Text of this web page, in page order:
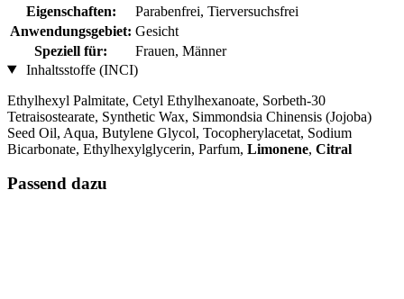
Eigenschaften:
Parabenfrei, Tierversuchsfrei
Anwendungsgebiet: Gesicht
Speziell für:
Frauen, Männer
Inhaltsstoffe (INCI)
Ethylhexyl Palmitate, Cetyl Ethylhexanoate, Sorbeth-30
Tetraisostearate, Synthetic Wax, Simmondsia Chinensis (Jojoba)
Seed Oil, Aqua, Butylene Glycol, Tocopherylacetat, Sodium
Bicarbonate, Ethylhexylglycerin, Parfum, Limonene, Citral
Passend dazu